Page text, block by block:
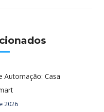
Automação: Casa
2026